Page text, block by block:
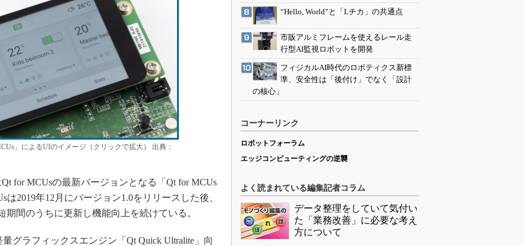
海外生産
グローバル設計・開発
制御セキュリティ
新型コロナへの対応
」によるUIのイメージ（クリックで拡大） 出典：
for MCUsの最新バージョンとなる「Qt for MCUs
2019年12月にバージョン1.0をリリースした後、
期間のうちに更新し機能向上を続けている。
グラフィックスエンジン「Qt Quick Ultralite」向
“Hello, World”と「Lチカ」の共通点
市販アルミフレームを使えるレール走
行型AI監視ロボットを開発
フィジカルAI時代のロボティクス新標
準、安全性は「後付け」でなく「設計
の核心」
コーナーリンク
ロボットフォーラム
エッジコンピューティングの逆襲
よく読まれている編集記者コラム
データ整理をしていて気付い
た「業務改善」に必要な考え
方について